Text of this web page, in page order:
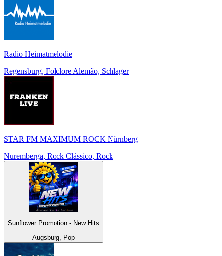
Radio Heimatmelodie
Regensburg, Folclore Alemão, Schlager
STAR FM MAXIMUM ROCK Nürnberg
Nuremberga, Rock Clássico, Rock
Sunflower Promotion - New Hits
Augsburg, Pop